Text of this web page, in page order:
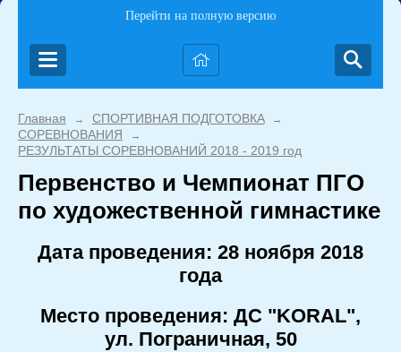
Перейти на полную версию
Главная → СПОРТИВНАЯ ПОДГОТОВКА →
СОРЕВНОВАНИЯ →
РЕЗУЛЬТАТЫ СОРЕВНОВАНИЙ 2018 - 2019 год
Первенство и Чемпионат ПГО
по художественной гимнастике
Дата проведения: 28 ноября 2018
года
Место проведения: ДС "KORAL",
ул. Пограничная, 50